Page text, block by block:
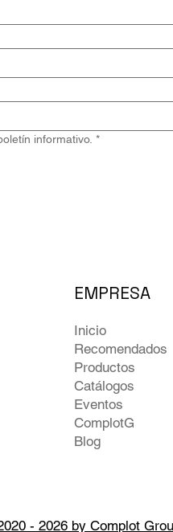
informativo. *
EMPRESA
Inicio
Recomendados
Productos
Catálogos
Eventos
ComplotG
Blog
- 2026 by Complot